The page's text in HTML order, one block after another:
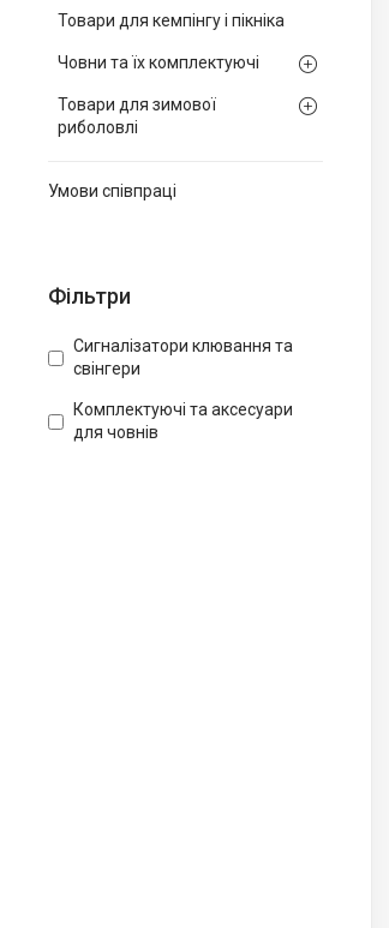
Товари для кемпінгу і пікніка
Човни та їх комплектуючі
Товари для зимової
риболовлі
Умови співпраці
Фільтри
Сигналізатори клювання та
свінгери
Комплектуючі та аксесуари
для човнів